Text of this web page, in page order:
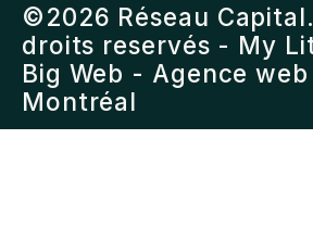
©2026 Réseau
droits reservés - My
Big Web - Agence web
Montréal